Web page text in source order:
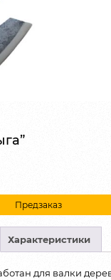
Предзаказ
Характеристики
для валки